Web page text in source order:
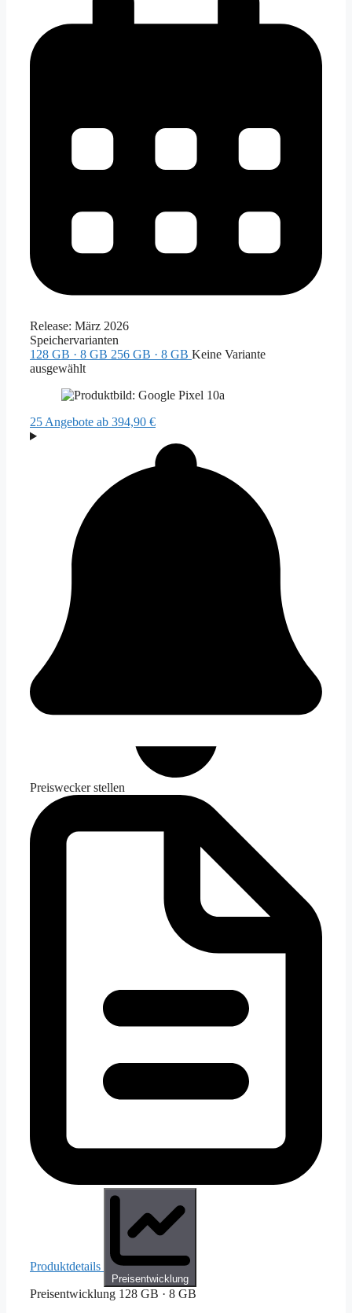
Release: März 2026
Speichervarianten
128 GB · 8 GB 256 GB · 8 GB Keine Variante
ausgewählt
25 Angebote ab 394,90 €
Preiswecker stellen
Produktdetails
Preisentwicklung
Preisentwicklung 128 GB · 8 GB